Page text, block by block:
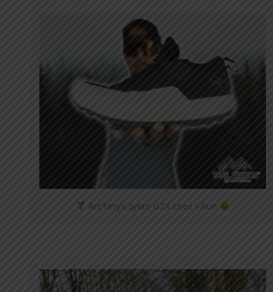
Arc'teryx Sylan GTX chez i-Run